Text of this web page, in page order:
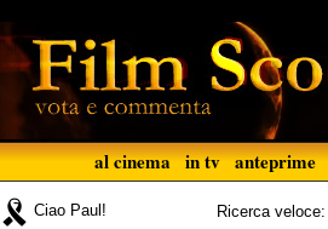
al cinema in tv anteprime
Ciao Paul! Ricerca veloce: